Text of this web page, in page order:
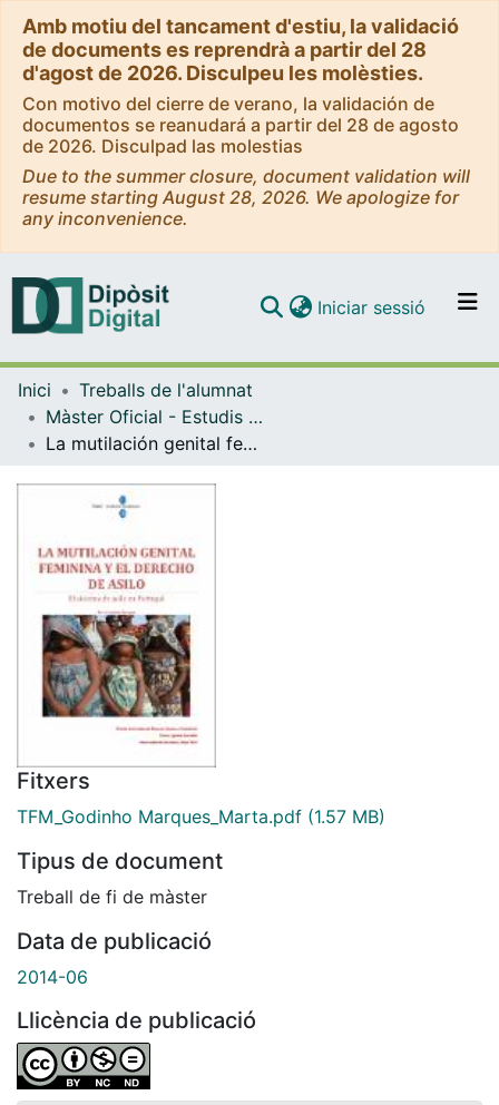
Amb motiu del tancament d'estiu, la validació
de documents es reprendrà a partir del 28
d'agost de 2026. Disculpeu les molèsties.
Con motivo del cierre de verano, la validación de
documentos se reanudará a partir del 28 de agosto
de 2026. Disculpad las molestias
Due to the summer closure, document validation will
resume starting August 28, 2026. We apologize for
any inconvenience.
Navega per tot el DD
Iniciar sessió (current)
Inici
Treballs de l'alumnat
Màster Oficial - Estudis de Dones, Gènere i Ciutadania
La mutilación genital femenina y el derecho de asilo. El sistema de asilo en Portugal
Fitxers
TFM_Godinho Marques_Marta.pdf (1.57 MB)
Tipus de document
Treball de fi de màster
Data de publicació
2014-06
Llicència de publicació